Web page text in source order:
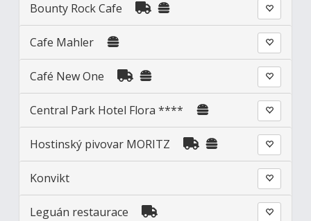
Bounty Rock Cafe
Cafe Mahler
Café New One
Central Park Hotel Flora ****
Hostinský pivovar MORITZ
Konvikt
Leguán restaurace